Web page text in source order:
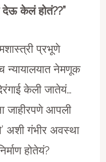
देऊ केलं होतं??”
प्रभूणे
न्यायालयात नेमणूक
केली जातेयं…
जाहीरपणे आपली
अशी गंभीर अवस्था
होतेयं?